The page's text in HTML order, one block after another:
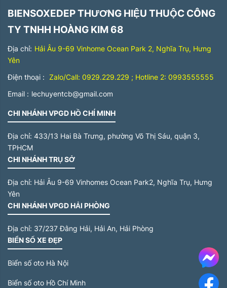
BIENSOXEDEP THƯƠNG HIỆU THUỘC CÔNG
TY TNHH HOÀNG KIM 68
Địa chỉ: Hải Âu 9-69 Vinhome Ocean Park 2, Nghĩa Trụ, Hưng
Yên
Điện thoại : Zalo/Call: 0929.229.229 ; Hotline 2: 0993555555
Email : lechuyentcb@gmail.com
CHI NHÁNH VPGD HỒ CHÍ MINH
Địa chỉ: 433/13 Hai Bà Trưng, phường Võ Thị Sáu, quận 3,
TPHCM
CHI NHÁNH TRỤ SỞ
Địa chỉ: Hải Âu 9-69 Vinhomes Ocean Park2, Nghĩa Trụ, Hưng
Yên
CHI NHÁNH VPGD HẢI PHÒNG
Địa chỉ: 37/237 Đằng Hải, Hải An, Hải Phòng
BIỂN SỐ XE ĐẸP
Biển số oto Hà Nội
Biển số oto Hồ Chí Minh